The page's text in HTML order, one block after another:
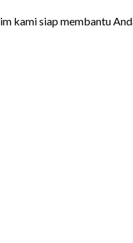
kami siap membantu